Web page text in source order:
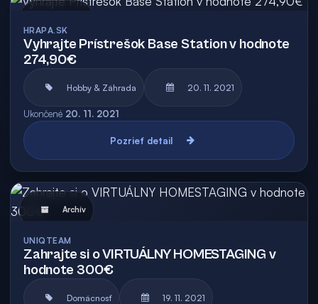
HRAPA.SK
Vyhrajte Prístrešok Base Station v hodnote
274,90€
Hobby & Záhrada 20. 11. 2021
Ukončené 20. 11. 2021
Pozrieť detail
Archív
UNIQTEAM
Zahrajte si o VIRTUÁLNY HOMESTAGING v
hodnote 300€
Domácnosť 19. 11. 2021